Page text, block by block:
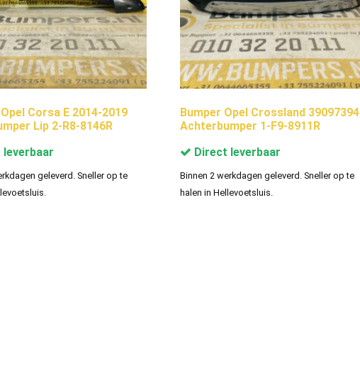
Corsa E 2014-2019
Lip 2-R8-8146R
leverbaar
geleverd. Sneller op te
Bumper Opel Crossland 39097394
Achterbumper 1-F9-8911R
Direct leverbaar
Binnen 2 werkdagen geleverd. Sneller op te
halen in Hellevoetsluis.